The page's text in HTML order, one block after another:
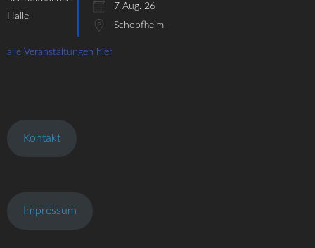
7 Aug. 26
Schopfheim
alle Veranstaltungen hier
Kontakt
Impressum